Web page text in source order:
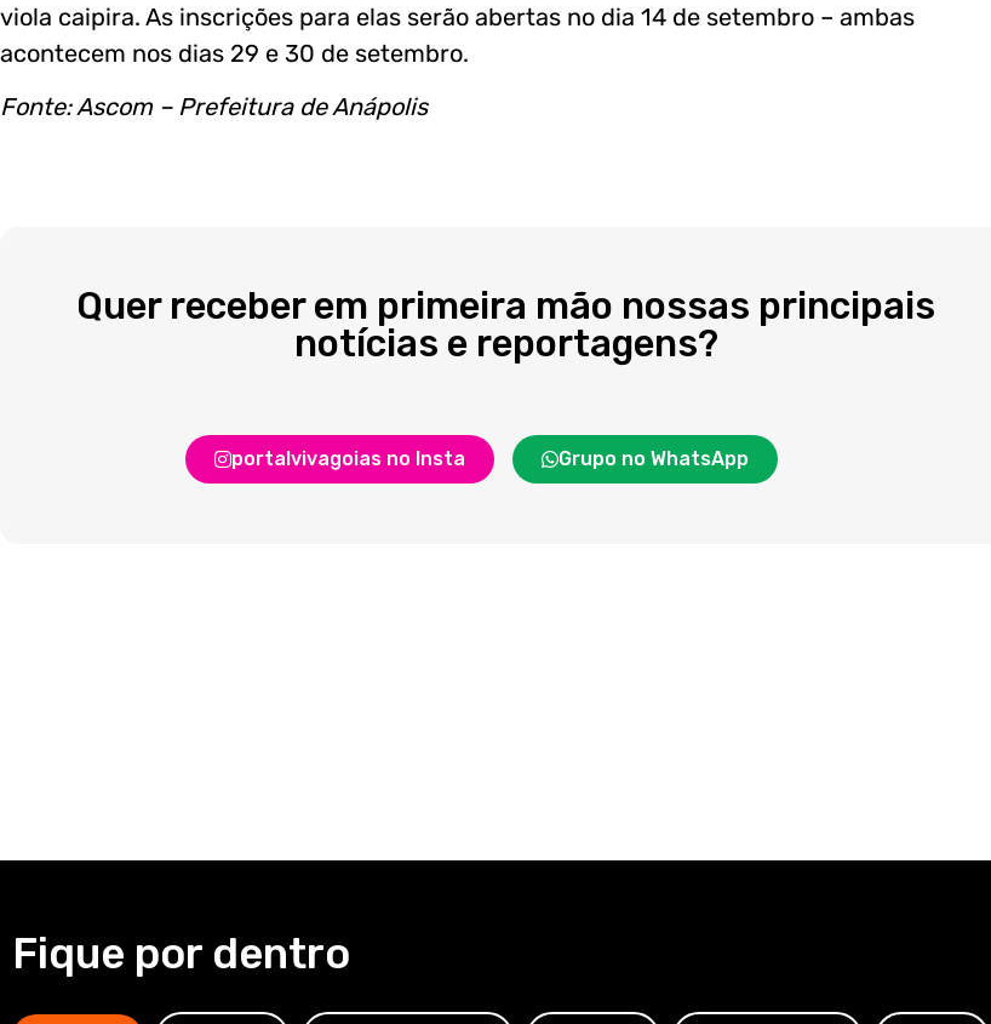
viola caipira. As inscrições para elas serão abertas no dia 14 de setembro – ambas
acontecem nos dias 29 e 30 de setembro.
Fonte: Ascom – Prefeitura de Anápolis
Quer receber em primeira mão nossas principais
notícias e reportagens?
portalvivagoias no Insta Grupo no WhatsApp
Fique por dentro